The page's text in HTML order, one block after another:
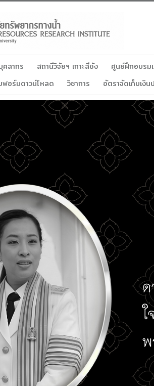
คลากร สถานีวิจัยฯ เกาะสีชัง ศูนย์ฝึกอบรม
ฟอร์มดาวน์โหลด วิชาการ อัตราจัดเก็บเงิ